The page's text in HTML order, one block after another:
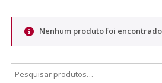
Nenhum produto foi